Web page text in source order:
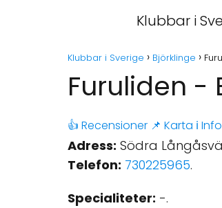
Klubbar i
Klubbar i Sverige Björklinge
Furuliden -
👍 Recensioner 📌 Karta ℹ️
Adress: Södra
Telefon: 730225965.
Specialiteter: -.